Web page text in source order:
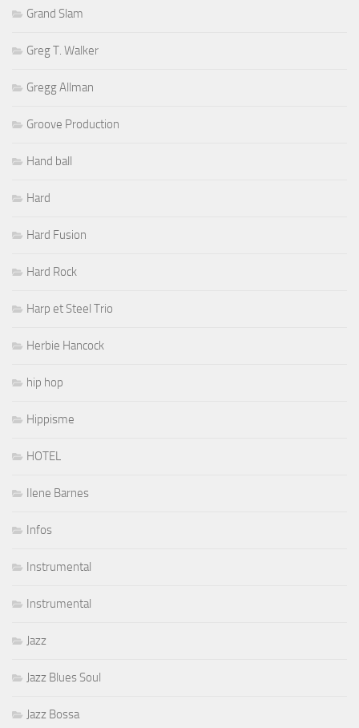
Grand Slam
Greg T. Walker
Gregg Allman
Groove Production
Hand ball
Hard
Hard Fusion
Hard Rock
Harp et Steel Trio
Herbie Hancock
hip hop
Hippisme
HOTEL
Ilene Barnes
Infos
Instrumental
Instrumental
Jazz
Jazz Blues Soul
Jazz Bossa